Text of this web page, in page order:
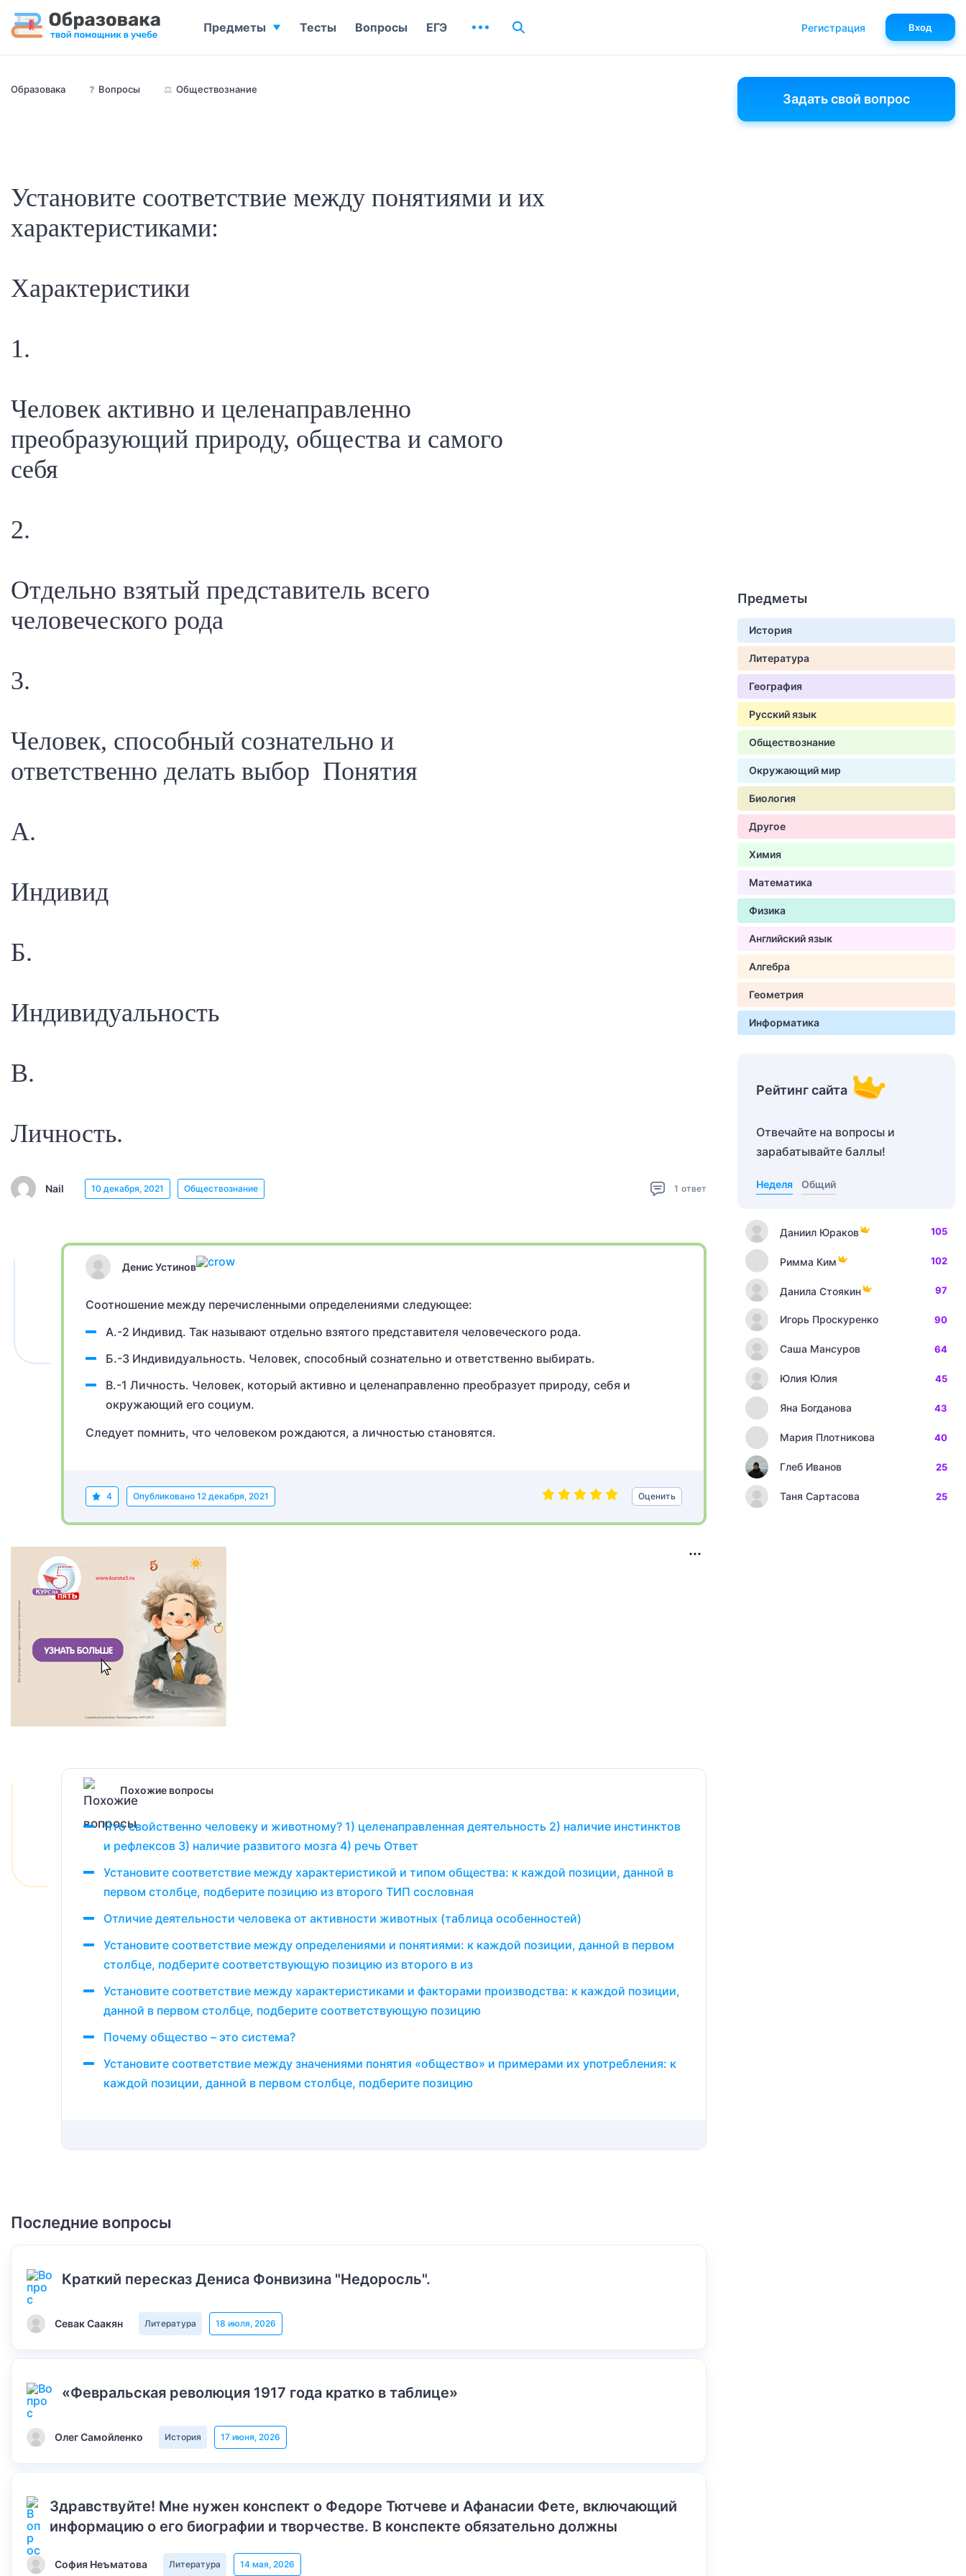
Образовака ❓ Вопросы ⚖️ Обществознание
Установите соответствие между понятиями и их
характеристиками:
Характеристики
1.
Человек активно и целенаправленно
преобразующий природу, общества и самого
себя
2.
Отдельно взятый представитель всего
человеческого рода
3.
Человек, способный сознательно и
ответственно делать выбор Понятия
А.
Индивид
Б.
Индивидуальность
В.
Личность.
Nail 10 декабря, 2021 Обществознание 1 ответ
Денис Устинов
Соотношение между перечисленными определениями следующее:
А.-2 Индивид. Так называют отдельно взятого представителя человеческого рода.
Б.-3 Индивидуальность. Человек, способный сознательно и ответственно выбирать.
В.-1 Личность. Человек, который активно и целенаправленно преобразует природу, себя и
окружающий его социум.
Следует помнить, что человеком рождаются, а личностью становятся.
4 Опубликовано 12 декабря, 2021 Оценить
Похожие вопросы
Что свойственно человеку и животному? 1) целенаправленная деятельность 2) наличие инстинктов
и рефлексов 3) наличие развитого мозга 4) речь Ответ
Установите соответствие между характеристикой и типом общества: к каждой позиции, данной в
первом столбце, подберите позицию из второго ТИП сословная
Отличие деятельности человека от активности животных (таблица особенностей)
Установите соответствие между определениями и понятиями: к каждой позиции, данной в первом
столбце, подберите соответствующую позицию из второго в из
Установите соответствие между характеристиками и факторами производства: к каждой позиции,
данной в первом столбце, подберите соответствующую позицию
Почему общество – это система?
Установите соответствие между значениями понятия «общество» и примерами их употребления: к
каждой позиции, данной в первом столбце, подберите позицию
Последние вопросы
Краткий пересказ Дениса Фонвизина "Недоросль".
Севак Саакян Литература 18 июля, 2026
«Февральская революция 1917 года кратко в таблице»
Олег Самойленко История 17 июня, 2026
Здравствуйте! Мне нужен конспект о Федоре Тютчеве и Афанасии Фете, включающий
информацию о его биографии и творчестве. В конспекте обязательно должны
София Неъматова Литература 14 мая, 2026
Задать свой вопрос
Предметы
История
Литература
География
Русский язык
Обществознание
Окружающий мир
Биология
Другое
Химия
Математика
Физика
Английский язык
Алгебра
Геометрия
Информатика
Рейтинг сайта
Отвечайте на вопросы и
зарабатывайте баллы!
Неделя Общий
Даниил Юраков 105
Римма Ким 102
Данила Стоякин 97
Игорь Проскуренко 90
Саша Мансуров 64
Юлия Юлия 45
Яна Богданова 43
Мария Плотникова 40
Глеб Иванов 25
Таня Сартасова 25
Предметы Тесты Вопросы ЕГЭ Регистрация Вход